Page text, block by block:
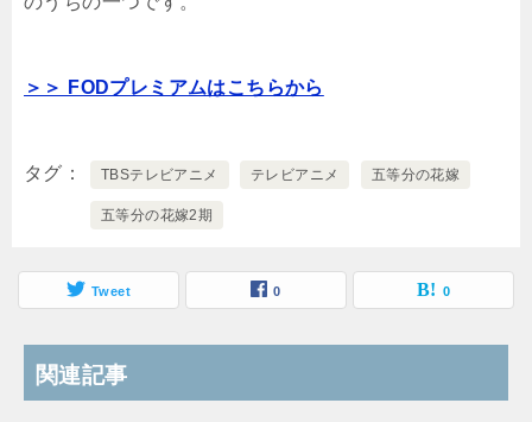
＞＞ FODプレミアムはこちらから
タグ TBSテレビアニメ テレビアニメ 五等分の花嫁
五等分の花嫁2期
Tweet 0 0
関連記事